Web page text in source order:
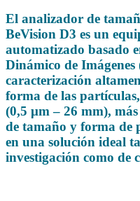
El analizador de
BeVision D3 es un
automatizado basado
Dinámico de
caracterización
forma de las
(0,5 μm – 26 mm),
de tamaño y forma de
en una solución ideal
investigación como de